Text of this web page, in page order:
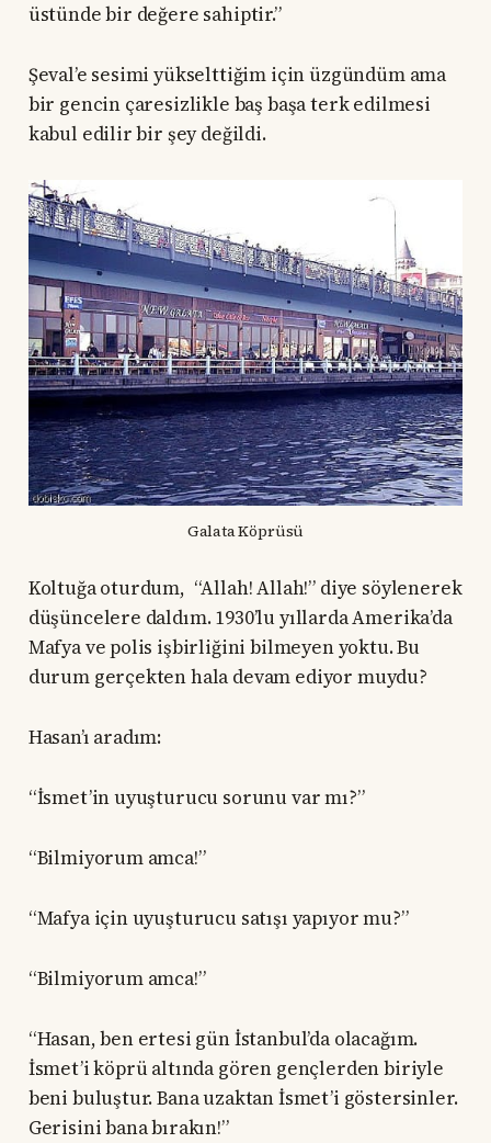
üstünde bir değere sahiptir.”
Şeval’e sesimi yükselttiğim için üzgündüm ama
bir gencin çaresizlikle baş başa terk edilmesi
kabul edilir bir şey değildi.
Galata Köprüsü
Koltuğa oturdum, “Allah! Allah!” diye söylenerek
düşüncelere daldım. 1930’lu yıllarda Amerika’da
Mafya ve polis işbirliğini bilmeyen yoktu. Bu
durum gerçekten hala devam ediyor muydu?
Hasan’ı aradım:
“İsmet’in uyuşturucu sorunu var mı?”
“Bilmiyorum amca!”
“Mafya için uyuşturucu satışı yapıyor mu?”
“Bilmiyorum amca!”
“Hasan, ben ertesi gün İstanbul’da olacağım.
İsmet’i köprü altında gören gençlerden biriyle
beni buluştur. Bana uzaktan İsmet’i göstersinler.
Gerisini bana bırakın!”